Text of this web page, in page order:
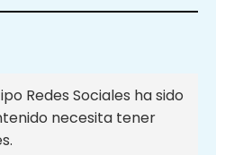
Redes Sociales ha sido
necesita tener